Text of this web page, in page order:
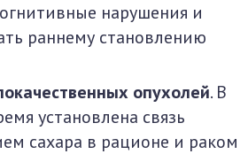
нарушения и
раннему становлению
опухолей. В
установлена связь
сахара в рационе и раком